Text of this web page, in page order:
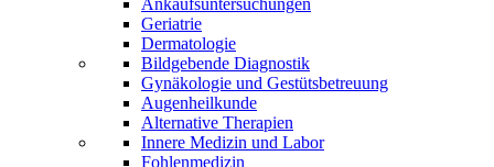
Ankaufsuntersuchungen
Geriatrie
Dermatologie
Bildgebende Diagnostik
Gynäkologie und Gestütsbetreuung
Augenheilkunde
Alternative Therapien
Innere Medizin und Labor
Fohlenmedizin